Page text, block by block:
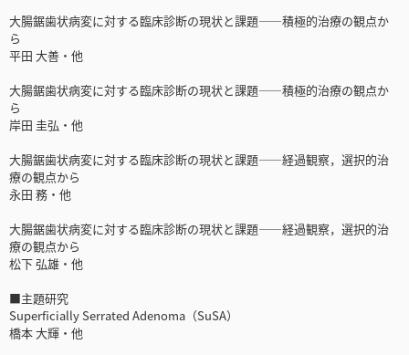
大腸鋸歯状病変に対する臨床診断の現状と課題――積極的治療の観点か
ら
平田 大善・他
大腸鋸歯状病変に対する臨床診断の現状と課題――積極的治療の観点か
ら
岸田 圭弘・他
大腸鋸歯状病変に対する臨床診断の現状と課題――経過観察，選択的治
療の観点から
永田 務・他
大腸鋸歯状病変に対する臨床診断の現状と課題――経過観察，選択的治
療の観点から
松下 弘雄・他
■主題研究
Superficially Serrated Adenoma（SuSA）
橋本 大輝・他